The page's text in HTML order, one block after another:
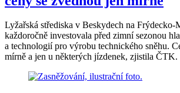
Lyžařská střediska v Beskydech na Frýdecko-
každoročně investovala před zimní sezonou
a technologií pro výrobu technického sněhu.
mírně a jen u některých jízdenek, zjistila ČTK.